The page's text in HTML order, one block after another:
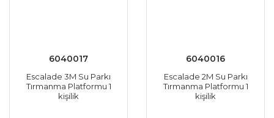
6040017
Escalade 3M Su Parkı
Tırmanma Platformu 1
kişilik
6040016
Escalade 2M Su Parkı
Tırmanma Platformu 1
kişilik